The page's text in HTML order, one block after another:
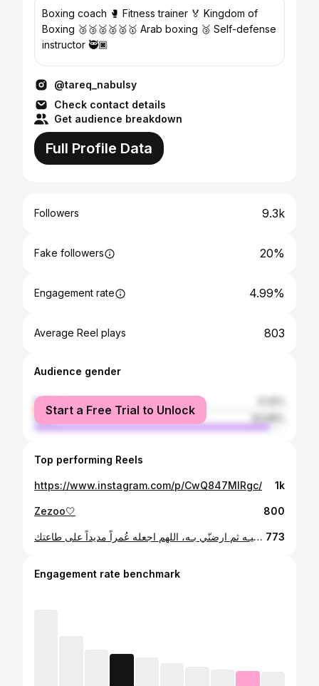
Boxing coach 🥊 Fitness trainer 🏅 Kingdom of
Boxing 🥉🥉🥈🥈🥈🥇 Arab boxing 🥉 Self-defense
instructor 🥷🏿
@tareq_nabulsy
Check contact details
Get audience breakdown
Full Profile Data
Followers 9.3k
Fake followers 20%
Engagement rate 4.99%
Average Reel plays 803
Audience gender
female
male
Start a Free Trial to Unlock
Top performing Reels
https://www.instagram.com/p/CwQ847MIRgc/ 1k
Zezoo🤍 800
اللهم انّي استودعتك عاماً مضى من عمري، ربّي بارك ليّ في عامي الجديد، واجعله عام خير وسعادة، وحقق ليّ ما اتمناه وتراه خيراً ليّ، ربّي اكتب ليّ الخير فيـه ثم ارضنّي بـه، اللهم اجعله عُمراً مديداً على طاعتك🖤 773
Engagement rate benchmark